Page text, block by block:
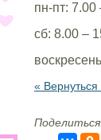
пн-пт: 7.00
сб: 8.00 –
« Вернуться